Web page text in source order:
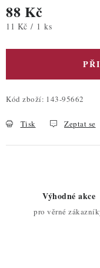
88 Kč
Měrná cena:
11 Kč / 1 ks
Kód zboží: 143-95662
Tisk Zeptat se
Výhodné akce
pro věrné